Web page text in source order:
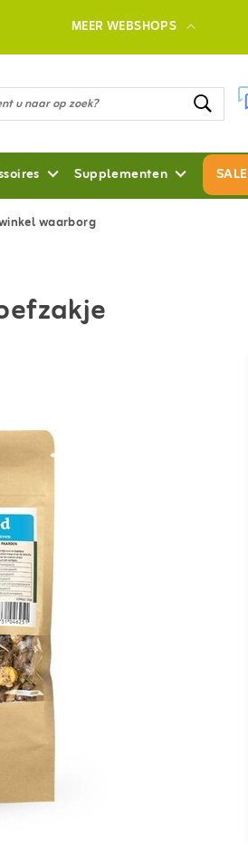
MEER WEBSHOPS
Supplementen SALE
waarborg